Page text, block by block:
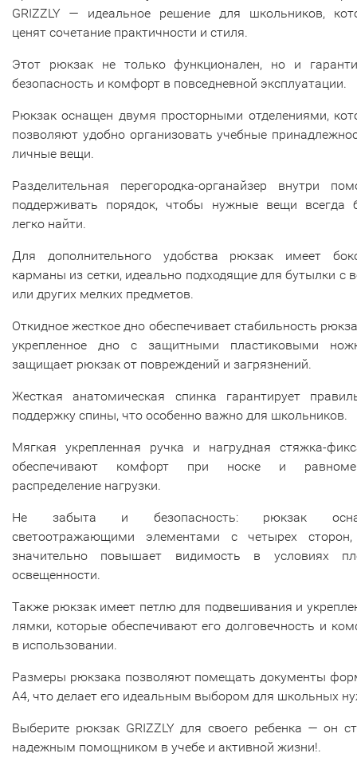
GRIZZLY — идеальное решение для школьников,
ценят сочетание практичности и стиля.
Этот рюкзак не только функционален, но и
безопасность и комфорт в повседневной эксплуатации.
Рюкзак оснащен двумя просторными отделениями,
позволяют удобно организовать учебные
личные вещи.
Разделительная перегородка-органайзер внутри
поддерживать порядок, чтобы нужные вещи всегда
легко найти.
Для дополнительного удобства рюкзак имеет
карманы из сетки, идеально подходящие для бутылки с
или других мелких предметов.
Откидное жесткое дно обеспечивает стабильность
укрепленное дно с защитными пластиковыми
защищает рюкзак от повреждений и загрязнений.
Жесткая анатомическая спинка гарантирует
поддержку спины, что особенно важно для школьников.
Мягкая укрепленная ручка и нагрудная стяжка-
обеспечивают комфорт при носке и
распределение нагрузки.
Не забыта и безопасность: рюкзак
светоотражающими элементами с четырех
значительно повышает видимость в условиях
освещенности.
Также рюкзак имеет петлю для подвешивания и
лямки, которые обеспечивают его долговечность и
в использовании.
Размеры рюкзака позволяют помещать документы
А4, что делает его идеальным выбором для школьных
Выберите рюкзак GRIZZLY для своего ребенка — он
надежным помощником в учебе и активной жизни!.